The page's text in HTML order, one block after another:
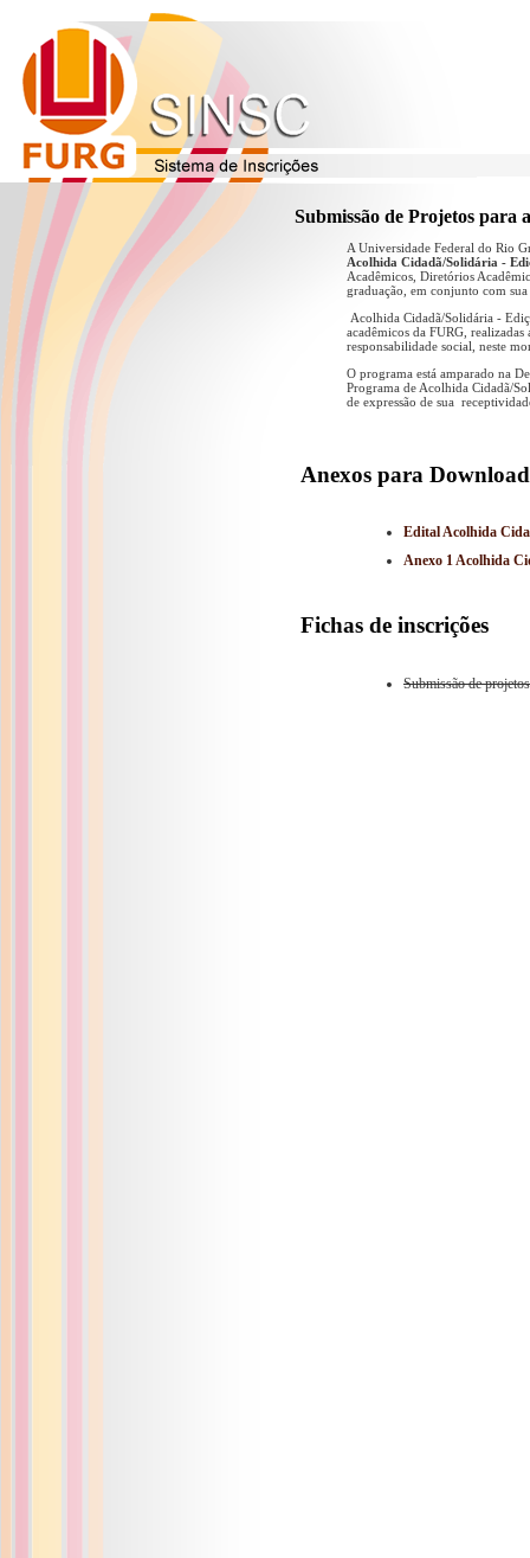
Submissão de Projetos para
A Universidade Federal do Rio
Acolhida Cidadã/Solidária -
Acadêmicos, Diretórios
graduação, em conjunto com
Acolhida Cidadã/Solidária -
acadêmicos da FURG,
responsabilidade social, neste
O programa está amparado na
Programa de Acolhida Cidadã/
de expressão de sua
Anexos para Download
Edital Acolhida
Anexo 1 Acolhida
Fichas de inscrições
Submissão de